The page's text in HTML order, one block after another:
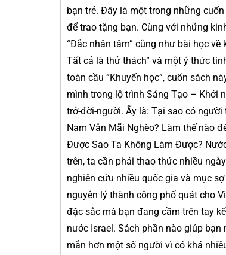
bạn trẻ. Đây là một trong những
để trao tặng bạn. Cùng với những
“Đắc nhân tâm” cũng như bài học về
Tất cả là thử thách” và một ý thức
toàn cầu “Khuyến học”, cuốn sách
mình trong lộ trình Sáng Tạo – Khởi
trở-đời-người. Ấy là: Tại sao có
Nam Vẫn Mãi Nghèo? Làm thế nào
Được Sao Ta Không Làm Được?
trên, ta cần phải thao thức nhiều
nghiên cứu nhiều quốc gia và mục
nguyên lý thành công phổ quát cho
đặc sắc mà bạn đang cầm trên tay
nước Israel. Sách phần nào giúp
mắn hơn một số người vì có khá